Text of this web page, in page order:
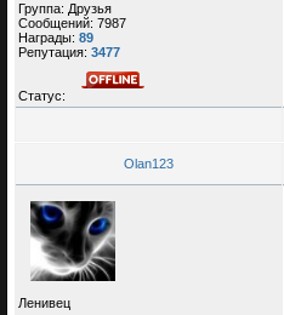
Группа: Друзья
Сообщений: 7987
Награды: 89
Репутация: 3477
Статус:
Olan123
Ленивец